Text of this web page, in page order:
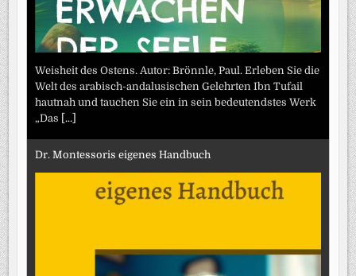
Weisheit des Ostens. Autor: Brönnle, Paul. Erleben Sie die
Welt des arabisch-andalusischen Gelehrten Ibn Tufail
hautnah und tauchen Sie ein in sein bedeutendstes Werk
„Das
[...]
Dr. Montessoris eigenes Handbuch